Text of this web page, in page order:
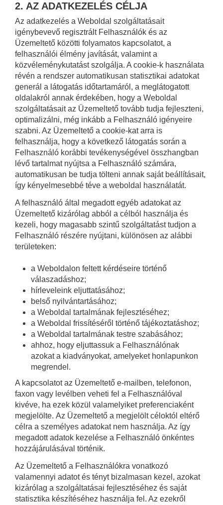
2. AZ ADATKEZELÉS CÉLJA
Az adatkezelés a Weboldal szolgáltatásait
igénybevevő regisztrált Felhasználók és az
Üzemeltető közötti folyamatos kapcsolatot, a
felhasználói élmény javítását, valamint a
közvéleménykutatást szolgálja. A cookie-k használata
révén a rendszer automatikusan statisztikai adatokat
generál a látogatás időtartamáról, a meglátogatott
oldalakról annak érdekében, hogy a Weboldal
szolgáltatásait az Üzemeltető tovább tudja fejleszteni,
optimalizálni, még inkább a Felhasználó igényeire
szabni. Az Üzemeltető a cookie-kat arra is
felhasználja, hogy a következő látogatás során a
Felhasználó korábbi tevékenységével összhangban
lévő tartalmat nyújtsa a Felhasználó számára,
automatikusan be tudja tölteni annak saját beállításait,
így kényelmesebbé téve a weboldal használatát.
A felhasználó által megadott egyéb adatokat az
Üzemeltető kizárólag abból a célból használja és
kezeli, hogy magasabb szintű szolgáltatást tudjon a
Felhasználó részére nyújtani, különösen az alábbi
területeken:
a Weboldalon feltett kérdéseire történő
válaszadáshoz;
hírleveleink eljuttatásához;
belső nyilvántartásához;
a Weboldal tartalmának fejlesztéséhez;
a Weboldal frissítéséről történő tájékoztatáshoz;
a Weboldal tartalmának testre szabásához;
ahhoz, hogy eljuttassuk a Felhasználónak
azokat a kiadványokat, amelyeket honlapunkon
megrendel.
A kapcsolatot az Üzemeltető e-mailben, telefonon,
faxon vagy levélben veheti fel a Felhasználóval
kivéve, ha ezek közül valamelyiket preferenciaként
megjelölte. Az Üzemeltető a megjelölt céloktól eltérő
célra a személyes adatokat nem használja. Az így
megadott adatok kezelése a Felhasználó önkéntes
hozzájárulásával történik.
Az Üzemeltető a Felhasználókra vonatkozó
valamennyi adatot és tényt bizalmasan kezel, azokat
kizárólag a szolgáltatásai fejlesztéséhez és saját
statisztika készítéséhez használja fel. Az ezekről